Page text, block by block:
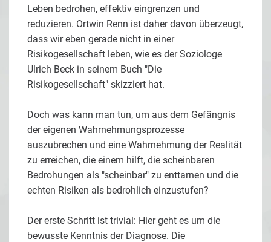
Leben bedrohen, effektiv eingrenzen und
reduzieren. Ortwin Renn ist daher davon überzeugt,
dass wir eben gerade nicht in einer
Risikogesellschaft leben, wie es der Soziologe
Ulrich Beck in seinem Buch "Die
Risikogesellschaft" skizziert hat.
Doch was kann man tun, um aus dem Gefängnis
der eigenen Wahrnehmungsprozesse
auszubrechen und eine Wahrnehmung der Realität
zu erreichen, die einem hilft, die scheinbaren
Bedrohungen als "scheinbar" zu enttarnen und die
echten Risiken als bedrohlich einzustufen?
Der erste Schritt ist trivial: Hier geht es um die
bewusste Kenntnis der Diagnose. Die